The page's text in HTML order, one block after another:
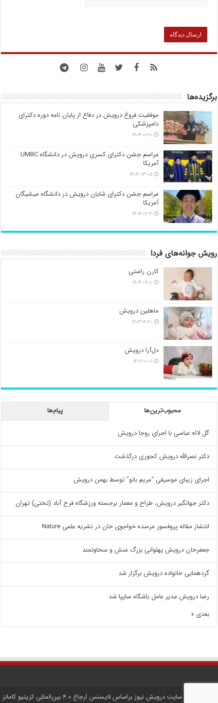
برگزیده‌ها
موفقیت فروغ درویش در دفاع از پایان نامه دوره دکترای
دامپزشکی
۱۴۰۴-۰۷-۱۰
مراسم جشن دکترای کسری درویش در دانشگاه UMBC
آمریکا
۱۴۰۴-۰۳-۰۵
مراسم جشن دکترای شایان درویش در دانشگاه میشیگان
آمریکا
۱۴۰۴-۰۲-۲۱
رویش جوانه‌های فردا
کارن راستی
۱۴۰۴-۰۹-۱۰
ماهلین درویش
۱۴۰۳-۱۲-۲۰
دل‌آرا درویش
۱۴۰۲-۱۰-۰۱
محبوب‌ترین‌ها پیام‌ها
گل لاله عباسی با اجرای روجا درویش
دکتر نصرالله درویش کجوری درگذشت
اجرای زیبای موسیقی “مریم بانو” توسط بهمن درویش
دکتر جهانگیر درویش، طراح و معمار برجسته ورزشگاه فرح آباد (تختی) تهران
انتشار مقاله پروفسور مرسده خواجوی خان در نشریه علمی Nature
جعفرخان درویش پهلوانی بزرگ منش و سخاوتمند
گردهمایی خانواده درویش برگزار شد
رضا درویش مدیر عامل باشگاه سایپا شد
بعدی »
کلیه محتوای سایتدرویش نیوز براساس لایسنس ارجاع ۴.۰ بین‌المللی کریتیو کامانز